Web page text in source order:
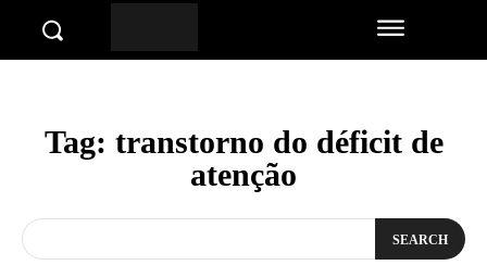
Tag: transtorno do déficit de
atenção
SEARCH